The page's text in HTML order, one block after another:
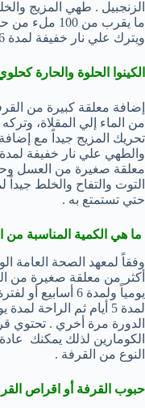
ما يقرب من
ويترك علي نار خفيفة لمدة 6 – 8 دقائق .
الكينوا الحلوة والحارة
معلقة صغيرة من العسل
حتي تستمتع به .
ما هي الكمية المناسبة
وفقاً لمعهد الصحة العامة
يومياً ولمدة 6
لمدة 5 أيام ثم الراحة
الدورة مرة أخري . تحتوي
الكومارين لذلك يمكنك
النوع من القرفة .
حبوب القرفة أو اقراص